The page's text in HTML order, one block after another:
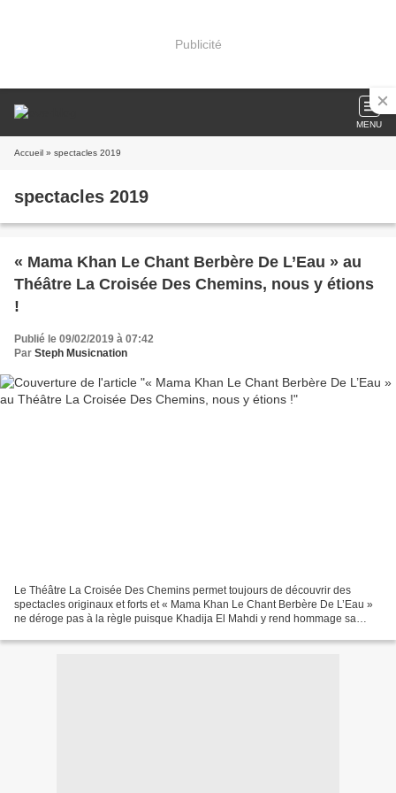
Publicité
MENU
Accueil » spectacles 2019
spectacles 2019
« Mama Khan Le Chant Berbère De L’Eau » au
Théâtre La Croisée Des Chemins, nous y étions
!
Publié le 09/02/2019 à 07:42
Par Steph Musicnation
Le Théâtre La Croisée Des Chemins permet toujours de découvrir des
spectacles originaux et forts et « Mama Khan Le Chant Berbère De L’Eau »
ne déroge pas à la règle puisque Khadija El Mahdi y rend hommage sa